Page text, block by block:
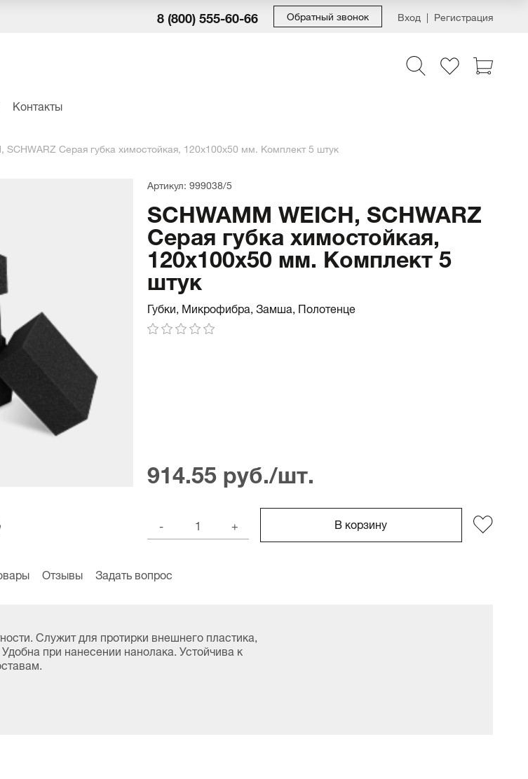
8 (800) 555-60-66 Обратный звонок Вход Регистрация
Контакты
SCHWARZ Серая губка химостойкая, 120x100x50 мм. Комплект 5 штук
Артикул: 999038/5
SCHWAMM WEICH, SCHWARZ
Серая губка химостойкая,
120x100x50 мм. Комплект 5
штук
Губки, Микрофибра, Замша, Полотенце
914.55 руб./шт.
- + В корзину
Отзывы Задать вопрос
Служит для протирки внешнего пластика,
при нанесении нанолака. Устойчива к